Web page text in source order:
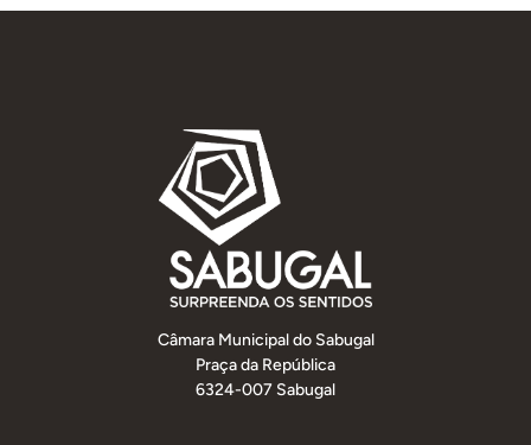
Câmara Municipal do Sabugal
Praça da República
6324-007 Sabugal